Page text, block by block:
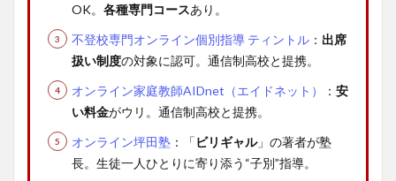
ンライ
ン対
応】
No.3：
不登校
専門オ
ンライ
ン個別
OK。 各種専門コースあり。
不登校専門オンライン個別指導 ティントル ： 出席
扱い制度の対象に認可。通信制高校と提携。
オンライン家庭教師AIDnet（エイドネット）
： 安
い料金がウリ。通信制高校と提携。
オンライン坪田塾 ：「ビリギャル」の著者が塾
長。生徒一人ひとりに寄り添う“子別”指導。